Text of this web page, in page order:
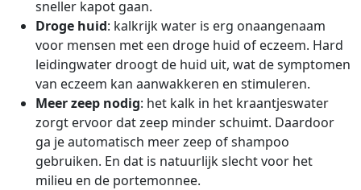
sneller kapot gaan.
Droge huid: kalkrijk water is erg onaangenaam
voor mensen met een droge huid of eczeem. Hard
leidingwater droogt de huid uit, wat de symptomen
van eczeem kan aanwakkeren en stimuleren.
Meer zeep nodig: het kalk in het kraantjeswater
zorgt ervoor dat zeep minder schuimt. Daardoor
ga je automatisch meer zeep of shampoo
gebruiken. En dat is natuurlijk slecht voor het
milieu en de portemonnee.